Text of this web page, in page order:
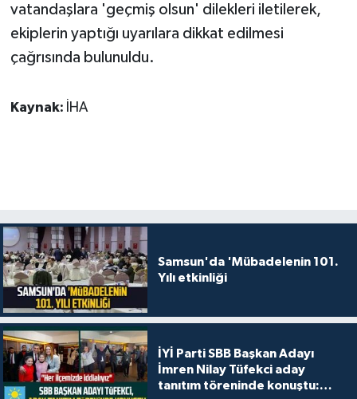
vatandaşlara 'geçmiş olsun' dilekleri iletilerek,
ekiplerin yaptığı uyarılara dikkat edilmesi
çağrısında bulunuldu.
Kaynak: İHA
Samsun'da 'Mübadelenin 101.
Yılı etkinliği
İYİ Parti SBB Başkan Adayı
İmren Nilay Tüfekci aday
tanıtım töreninde konuştu: